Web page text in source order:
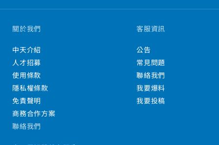
關於我們
中天介紹
人才招募
使用條款
隱私權條款
免責聲明
商務合作方案
客服資訊
公告
常見問題
聯絡我們
我要爆料
我要投稿
聯絡我們